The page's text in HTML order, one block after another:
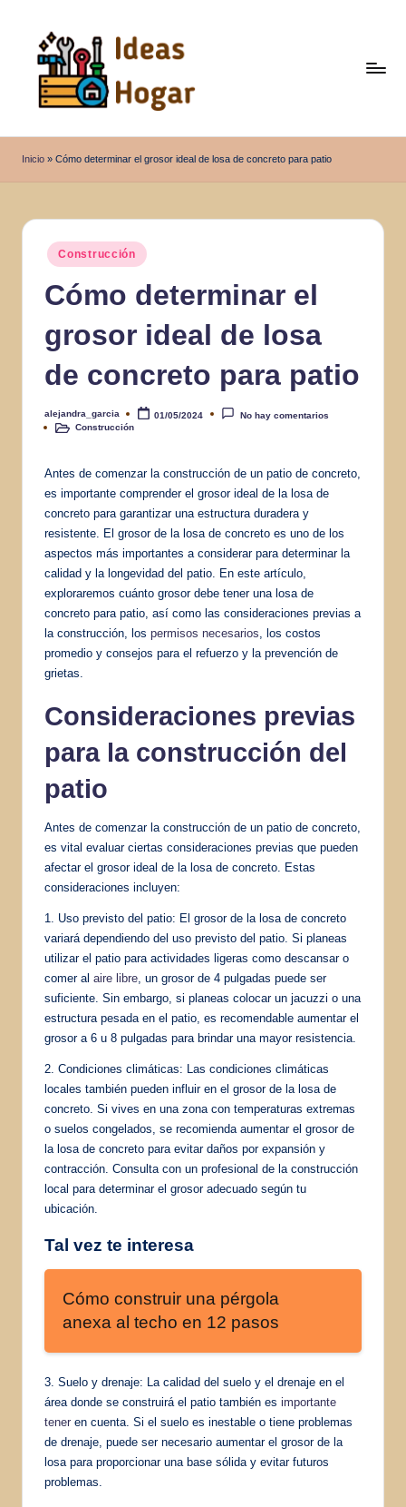
contenido
d
e
a
Inicio » Cómo determinar el grosor ideal de losa de concreto para patio
Publicado
en
Construcción
Cómo determinar el
grosor ideal de losa
de concreto para patio
Publicado
por
alejandra_garcia 01/05/2024
No hay comentarios
PublicadoConstrucción
Antes de comenzar la construcción de un patio de concreto,
es importante comprender el grosor ideal de la losa de
concreto para garantizar una estructura duradera y
resistente. El grosor de la losa de concreto es uno de los
aspectos más importantes a considerar para determinar la
calidad y la longevidad del patio. En este artículo,
exploraremos cuánto grosor debe tener una losa de
concreto para patio, así como las consideraciones previas a
la construcción, los permisos necesarios , los costos
promedio y consejos para el refuerzo y la prevención de
grietas.
Consideraciones previas
para la construcción del
patio
Antes de comenzar la construcción de un patio de concreto,
es vital evaluar ciertas consideraciones previas que pueden
afectar el grosor ideal de la losa de concreto. Estas
consideraciones incluyen:
1. Uso previsto del patio: El grosor de la losa de concreto
variará dependiendo del uso previsto del patio. Si planeas
utilizar el patio para actividades ligeras como descansar o
comer al aire libre , un grosor de 4 pulgadas puede ser
suficiente. Sin embargo, si planeas colocar un jacuzzi o una
estructura pesada en el patio, es recomendable aumentar el
grosor a 6 u 8 pulgadas para brindar una mayor resistencia.
2. Condiciones climáticas: Las condiciones climáticas
locales también pueden influir en el grosor de la losa de
concreto. Si vives en una zona con temperaturas extremas
o suelos congelados, se recomienda aumentar el grosor de
la losa de concreto para evitar daños por expansión y
contracción. Consulta con un profesional de la construcción
local para determinar el grosor adecuado según tu
ubicación.
Tal vez te interesa
Cómo construir una pérgola
anexa al techo en 12 pasos
3. Suelo y drenaje: La calidad del suelo y el drenaje en el
área donde se construirá el patio también es importante
tener en cuenta. Si el suelo es inestable o tiene problemas
de drenaje, puede ser necesario aumentar el grosor de la
losa para proporcionar una base sólida y evitar futuros
problemas.